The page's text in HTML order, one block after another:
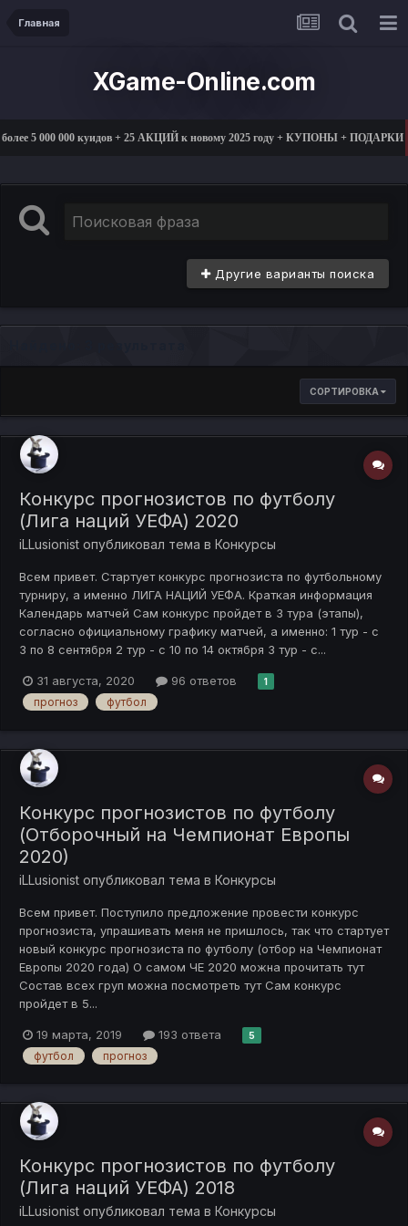
Главная
XGame-Online.com
5 000 000 куидов + 25 АКЦИЙ к новому 2025 году + КУПОНЫ + ПОДАРКИ
Другие варианты поиска
СОРТИРОВКА
Конкурс прогнозистов по футболу
(Лига наций УЕФА) 2020
iLLusionist опубликовал тема в Конкурсы
Всем привет. Стартует конкурс прогнозиста по футбольному
турниру, а именно ЛИГА НАЦИЙ УЕФА. Краткая информация
Календарь матчей Сам конкурс пройдет в 3 тура (этапы),
согласно официальному графику матчей, а именно: 1 тур - с
3 по 8 сентября 2 тур - с 10 по 14 октября 3 тур - с...
31 августа, 2020 96 ответов 1
прогноз футбол
Конкурс прогнозистов по футболу
(Отборочный на Чемпионат Европы
2020)
iLLusionist опубликовал тема в Конкурсы
Всем привет. Поступило предложение провести конкурс
прогнозиста, упрашивать меня не пришлось, так что стартует
новый конкурс прогнозиста по футболу (отбор на Чемпионат
Европы 2020 года) О самом ЧЕ 2020 можна прочитать тут
Состав всех груп можна посмотреть тут Сам конкурс
пройдет в 5...
19 марта, 2019 193 ответа 5
футбол прогноз
Конкурс прогнозистов по футболу
(Лига наций УЕФА) 2018
iLLusionist опубликовал тема в Конкурсы